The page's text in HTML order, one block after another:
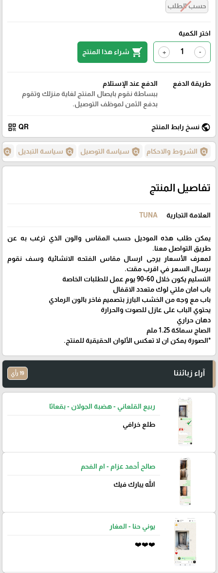
حسب الطلب
اختر الكمية
-
+
shopping_cart شراء هذا المنتج
طريقة الدفع
الدفع عند الإستلام
ببساطة نقوم بايصال المنتج لغاية منزلك وتقوم
بدفع الثمن لموظف التوصيل.
public نسخ رابط المنتج QR
qr_code
policy الشروط والاحكام policy سياسة التوصيل policy سياسة التبديل policy
تفاصيل المنتج
العلامة التجارية TUNA
يمكن طلب هذه الموديل حسب المقاس والون الذي ترغب به عن
طريق التواصل معنا.
لمعرف الأسعار يرجى ارسال مقاس الفتحه الانشائية وسف نقوم
برسال السعر في اقرب مقت.
التسليم يكون خلال 60-90 يوم عمل للطلبات الخاصة
باب امان ملتي لوك متعدد الاقفال
باب مع وجه من الخشب البارز بتصميم فاخر بالون الرمادي
يحتوي الباب على عازل للصوت والحرارة
دهان حراري
الصاج سماكة 1.25 ملم
*الصورة يمكن ان لا تعكس الألوان الحقيقية للمنتج.
آراء زبائننا 19 رأي
ربيع القلعاني - هضبة الجولان - بقعاثا
طلع خرافي
صالح أحمد عزام - ام الفحم
الله يبارك فيك
يوني حنا - المغار
❤️❤️❤️